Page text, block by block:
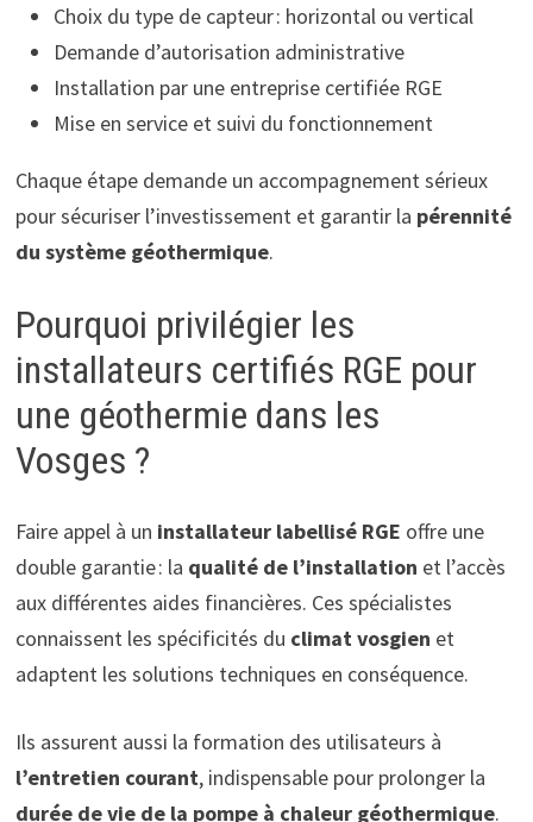
Choix du type de capteur : horizontal ou vertical
Demande d’autorisation administrative
Installation par une entreprise certifiée RGE
Mise en service et suivi du fonctionnement
Chaque étape demande un accompagnement sérieux
pour sécuriser l’investissement et garantir la pérennité
du système géothermique.
Pourquoi privilégier les
installateurs certifiés RGE pour
une géothermie dans les
Vosges ?
Faire appel à un installateur labellisé RGE offre une
double garantie : la qualité de l’installation et l’accès
aux différentes aides financières. Ces spécialistes
connaissent les spécificités du climat vosgien et
adaptent les solutions techniques en conséquence.
Ils assurent aussi la formation des utilisateurs à
l’entretien courant, indispensable pour prolonger la
durée de vie de la pompe à chaleur géothermique.